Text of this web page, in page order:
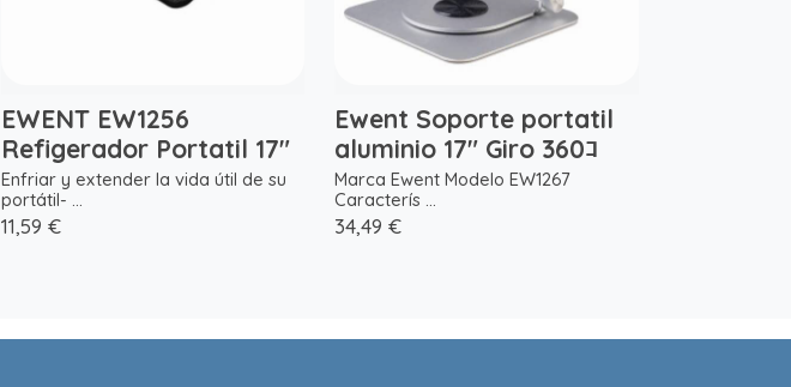
EWENT EW1256
Refigerador Portatil 17"
Enfriar y extender la vida útil de su
portátil- ...
11,59 €
Ewent Soporte portatil
aluminio 17" Giro 360ｺ
Marca Ewent Modelo EW1267
Caracterís ...
34,49 €